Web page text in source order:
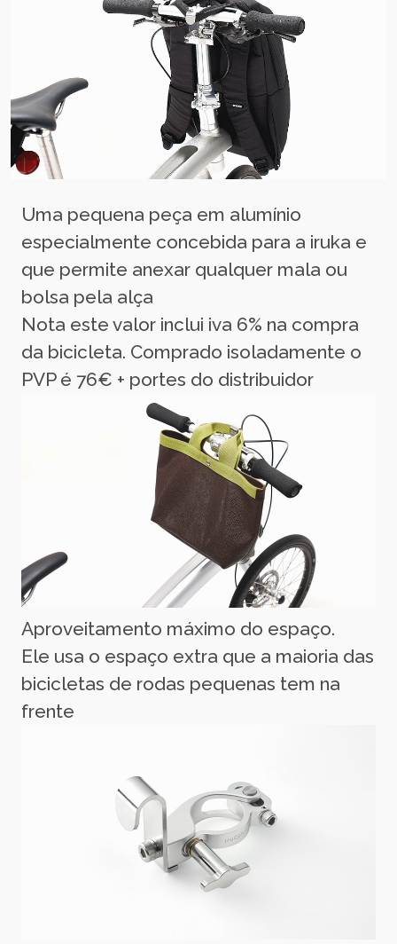
Uma pequena peça em alumínio
especialmente concebida para a iruka e
que permite anexar qualquer mala ou
bolsa pela alça
Nota este valor inclui iva 6% na compra
da bicicleta. Comprado isoladamente o
PVP é 76€ + portes do distribuidor
Aproveitamento máximo do espaço.
Ele usa o espaço extra que a maioria das
bicicletas de rodas pequenas tem na
frente